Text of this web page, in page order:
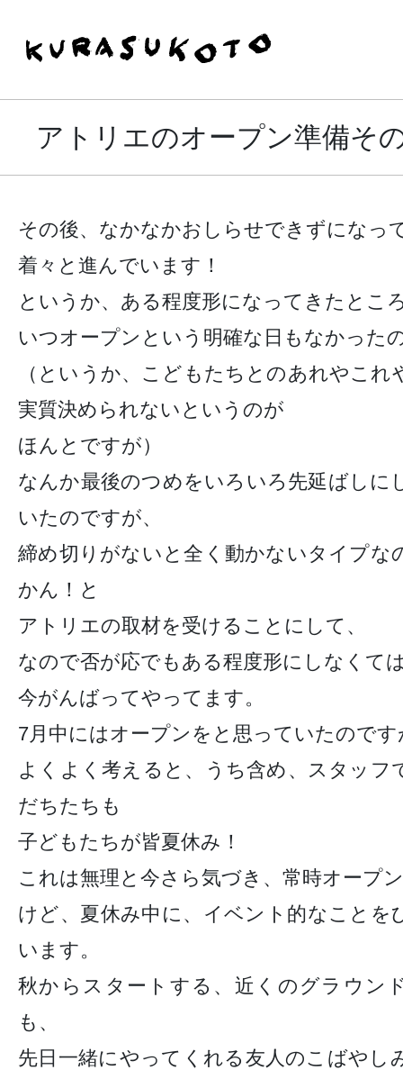
アトリエのオープン準備そ
その後、なかなかおしらせできずになっ
着々と進んでいます！
というか、ある程度形になってきたとこ
いつオープンという明確な日もなかった
（というか、こどもたちとのあれやこれ
実質決められないというのが
ほんとですが）
なんか最後のつめをいろいろ先延ばしに
いたのですが、
締め切りがないと全く動かないタイプな
かん！と
アトリエの取材を受けることにして、
なので否が応でもある程度形にしなくて
今がんばってやってます。
7月中にはオープンをと思っていたのです
よくよく考えると、うち含め、スタッフ
だちたちも
子どもたちが皆夏休み！
これは無理と今さら気づき、常時オープ
けど、夏休み中に、イベント的なことを
います。
秋からスタートする、近くのグラウン
も、
先日一緒にやってくれる友人のこばやし